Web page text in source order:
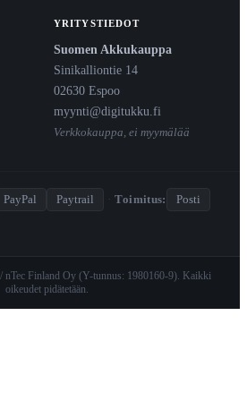
YRITYSTIEDOT
Suomen Akkukauppa
Sinikalliontie 14
02630 Espoo
myynti@digitukku.fi
Verkkokauppa, ei myymälää
PayPal Paytrail · Toimitus:
Posti
Finland Oy (Y-tunnus: 1980160-9). Kaikki
oikeudet pidätetään.